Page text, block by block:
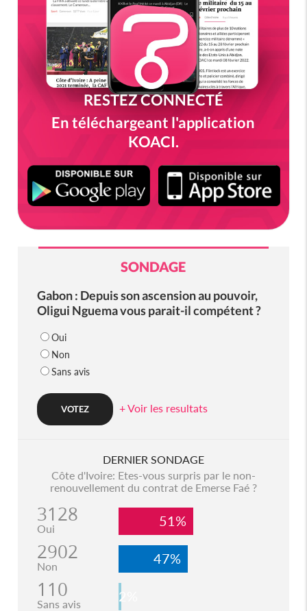
RESTEZ CONNECTÉ
En téléchargeant l'application
KOACI.
SONDAGE
Gabon : Depuis son ascension au pouvoir,
Oligui Nguema vous parait-il compétent ?
Oui
Non
Sans avis
+ Voir les resultats
DERNIER SONDAGE
Côte d'Ivoire: Etes-vous surpris par le non-
renouvellement du contrat de Emerse Faé ?
3128
Oui 51%
2902
Non 47%
110
Sans avis 2%